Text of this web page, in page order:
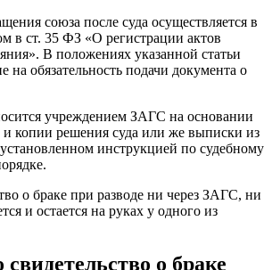
союза после суда осуществляется в
в ст. 35 ФЗ «О регистрации актов
В положениях указанной статьи
на обязательность подачи документа о
учреждением ЗАГС на основании
и копии решения суда или же выписки из
инструкцией по судебному
о браке при разводе ни через ЗАГС, ни
и остается на руках у одного из
о браке